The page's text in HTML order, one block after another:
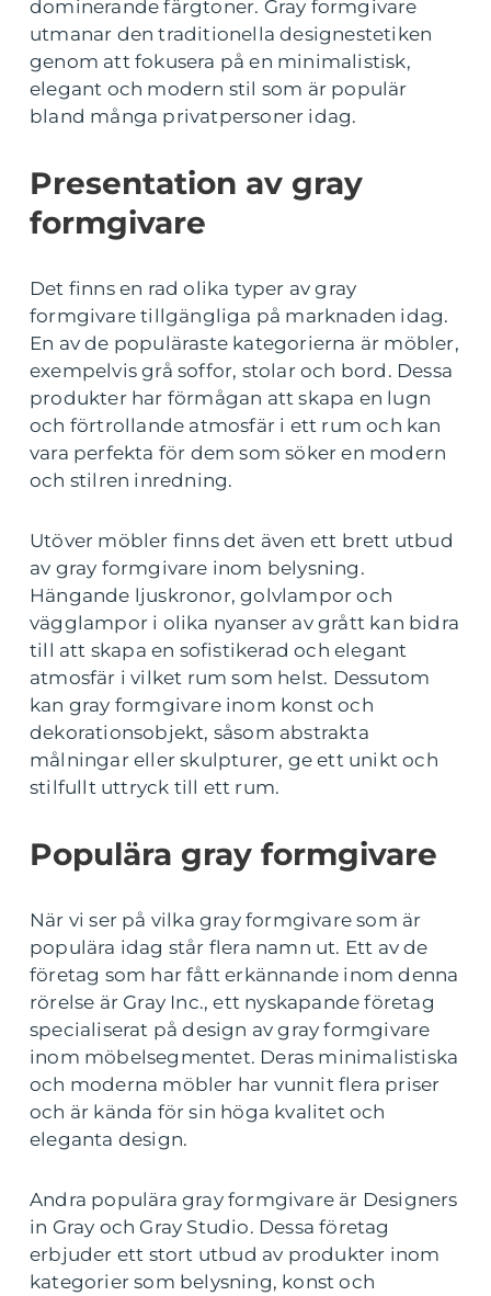
dominerande färgtoner. Gray formgivare
utmanar den traditionella designestetiken
genom att fokusera på en minimalistisk,
elegant och modern stil som är populär
bland många privatpersoner idag.
Presentation av gray
formgivare
Det finns en rad olika typer av gray
formgivare tillgängliga på marknaden idag.
En av de populäraste kategorierna är möbler,
exempelvis grå soffor, stolar och bord. Dessa
produkter har förmågan att skapa en lugn
och förtrollande atmosfär i ett rum och kan
vara perfekta för dem som söker en modern
och stilren inredning.
Utöver möbler finns det även ett brett utbud
av gray formgivare inom belysning.
Hängande ljuskronor, golvlampor och
vägglampor i olika nyanser av grått kan bidra
till att skapa en sofistikerad och elegant
atmosfär i vilket rum som helst. Dessutom
kan gray formgivare inom konst och
dekorationsobjekt, såsom abstrakta
målningar eller skulpturer, ge ett unikt och
stilfullt uttryck till ett rum.
Populära gray formgivare
När vi ser på vilka gray formgivare som är
populära idag står flera namn ut. Ett av de
företag som har fått erkännande inom denna
rörelse är Gray Inc., ett nyskapande företag
specialiserat på design av gray formgivare
inom möbelsegmentet. Deras minimalistiska
och moderna möbler har vunnit flera priser
och är kända för sin höga kvalitet och
eleganta design.
Andra populära gray formgivare är Designers
in Gray och Gray Studio. Dessa företag
erbjuder ett stort utbud av produkter inom
kategorier som belysning, konst och